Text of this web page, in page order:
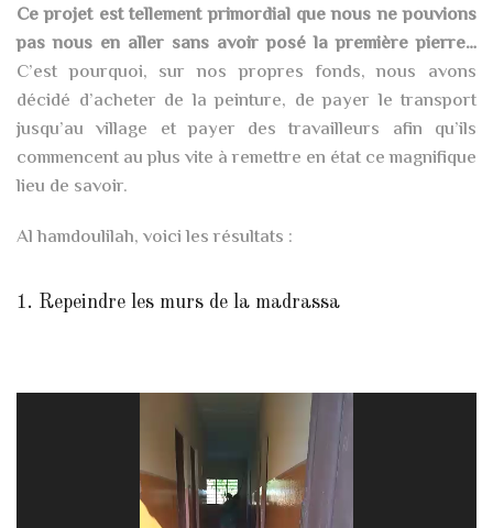
Ce projet est tellement primordial que nous ne pouvions
pas nous en aller sans avoir posé la première pierre…
C’est pourquoi, sur nos propres fonds, nous avons
décidé d’acheter de la peinture, de payer le transport
jusqu’au village et payer des travailleurs afin qu’ils
commencent au plus vite à remettre en état ce magnifique
lieu de savoir.
Al hamdoulilah, voici les résultats :
1. Repeindre les murs de la madrassa